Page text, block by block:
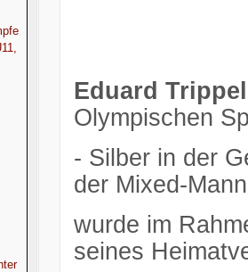
Eduard
Olympischen
- Silber in der
der Mixed-
wurde im
seines